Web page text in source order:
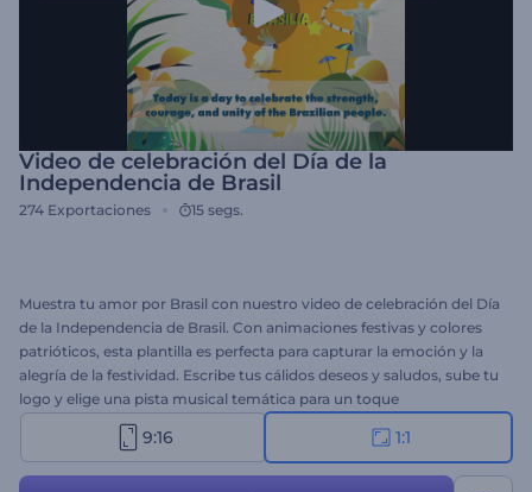
Video de celebración del Día de la
Independencia de Brasil
274 Exportaciones 15 segs.
Muestra tu amor por Brasil con nuestro video de celebración del Día
de la Independencia de Brasil. Con animaciones festivas y colores
patrióticos, esta plantilla es perfecta para capturar la emoción y la
alegría de la festividad. Escribe tus cálidos deseos y saludos, sube tu
logo y elige una pista musical temática para un toque
personalizado. Ideal para videos de felicitación, publicaciones en
redes sociales, invitaciones a eventos u otro contenido
9:16 1:1